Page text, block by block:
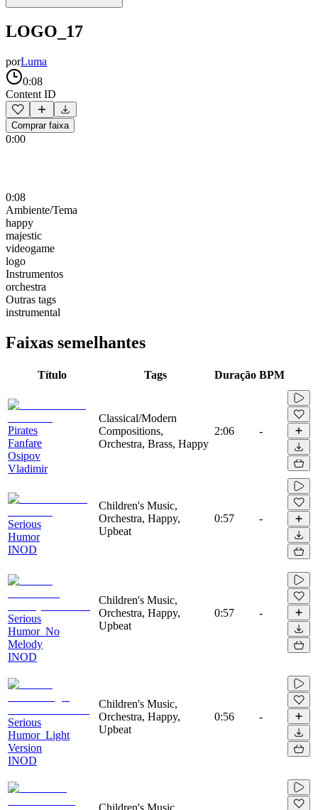
LOGO_17
porLuma
0:08
Content ID
Comprar faixa
0:00
0:08
Ambiente/Tema
happy
majestic
videogame
logo
Instrumentos
orchestra
Outras tags
instrumental
Faixas semelhantes
Título Tags Duração BPM
Pirates
Fanfare
Osipov
Vladimir
Classical/Modern
Compositions,
Orchestra, Brass, Happy
2:06 -
Serious
Humor
INOD
Children's Music,
Orchestra, Happy,
Upbeat
0:57 -
Serious
Humor_No
Melody
INOD
Children's Music,
Orchestra, Happy,
Upbeat
0:57 -
Serious
Humor_Light
Version
INOD
Children's Music,
Orchestra, Happy,
Upbeat
0:56 -
Children's Music,